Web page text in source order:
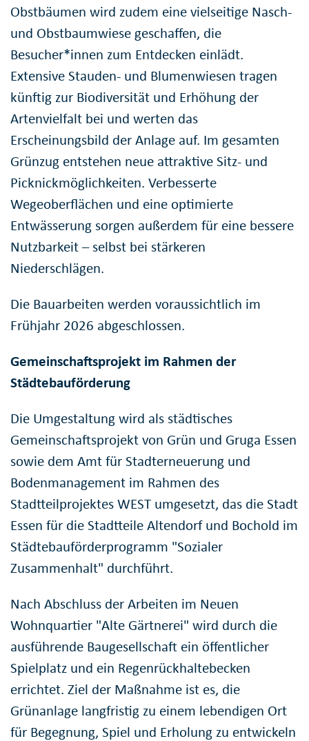
Obstbäumen wird zudem eine vielseitige Nasch-
und Obstbaumwiese geschaffen, die
Besucher*innen zum Entdecken einlädt.
Extensive Stauden- und Blumenwiesen tragen
künftig zur Biodiversität und Erhöhung der
Artenvielfalt bei und werten das
Erscheinungsbild der Anlage auf. Im gesamten
Grünzug entstehen neue attraktive Sitz- und
Picknickmöglichkeiten. Verbesserte
Wegeoberflächen und eine optimierte
Entwässerung sorgen außerdem für eine bessere
Nutzbarkeit – selbst bei stärkeren
Niederschlägen.
Die Bauarbeiten werden voraussichtlich im
Frühjahr 2026 abgeschlossen.
Gemeinschaftsprojekt im Rahmen der
Städtebauförderung
Die Umgestaltung wird als städtisches
Gemeinschaftsprojekt von Grün und Gruga Essen
sowie dem Amt für Stadterneuerung und
Bodenmanagement im Rahmen des
Stadtteilprojektes WEST umgesetzt, das die Stadt
Essen für die Stadtteile Altendorf und Bochold im
Städtebauförderprogramm "Sozialer
Zusammenhalt" durchführt.
Nach Abschluss der Arbeiten im Neuen
Wohnquartier "Alte Gärtnerei" wird durch die
ausführende Baugesellschaft ein öffentlicher
Spielplatz und ein Regenrückhaltebecken
errichtet. Ziel der Maßnahme ist es, die
Grünanlage langfristig zu einem lebendigen Ort
für Begegnung, Spiel und Erholung zu entwickeln